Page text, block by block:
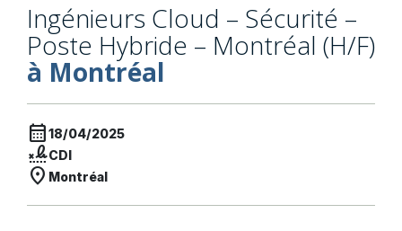
Ingénieurs Cloud – Sécurité –
Poste Hybride – Montréal (H/F)
à Montréal
calendar_month18/04/2025
signatureCDI
location_on Montréal